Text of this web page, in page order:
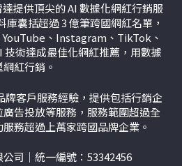
提供頂尖的 AI 數據化網紅行銷服
庫囊括超過 3 億筆跨國網紅名單，
、Instagram、TikTok、
技術達成最佳化網紅推薦，用數據
紅行銷。
客戶服務經驗，提供包括行銷企
告投放等服務，服務範圍超過全
務超過上萬家跨國品牌企業。
司｜統一編號：53342456